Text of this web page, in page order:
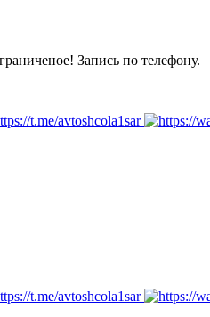
Запись по телефону.